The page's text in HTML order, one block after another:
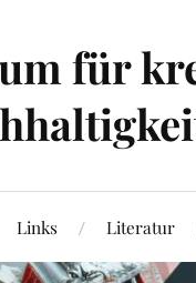
für
Links Literatur